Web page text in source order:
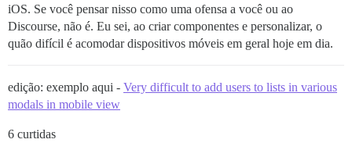
iOS. Se você pensar nisso como uma ofensa a você ou ao
Discourse, não é. Eu sei, ao criar componentes e personalizar, o
quão difícil é acomodar dispositivos móveis em geral hoje em dia.
edição: exemplo aqui - Very difficult to add users to lists in various
modals in mobile view
6 curtidas